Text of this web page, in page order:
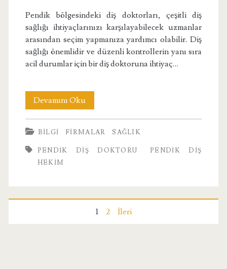
Pendik bölgesindeki diş doktorları, çeşitli diş
sağlığı ihtiyaçlarınızı karşılayabilecek uzmanlar
arasından seçim yapmanıza yardımcı olabilir. Diş
sağlığı önemlidir ve düzenli kontrollerin yanı sıra
acil durumlar için bir diş doktoruna ihtiyaç…
Devamını OkuPendik
Diş
Doktoru
BILGI FIRMALAR SAĞLIK
PENDIK DIŞ DOKTORU
PENDIK DIŞ
HEKIM
1 2 İleri